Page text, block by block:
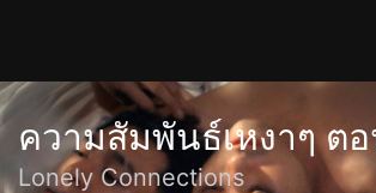
ความสัมพันธ์เหงาๆ ต
Lonely Connections